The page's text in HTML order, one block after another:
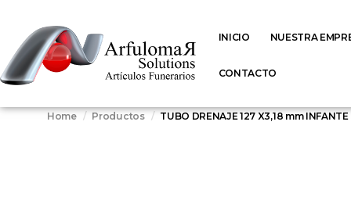
INICIO NUESTRA
CONTACTO
Home Productos TUBO DRENAJE 127 X3,18 mm INFANTE